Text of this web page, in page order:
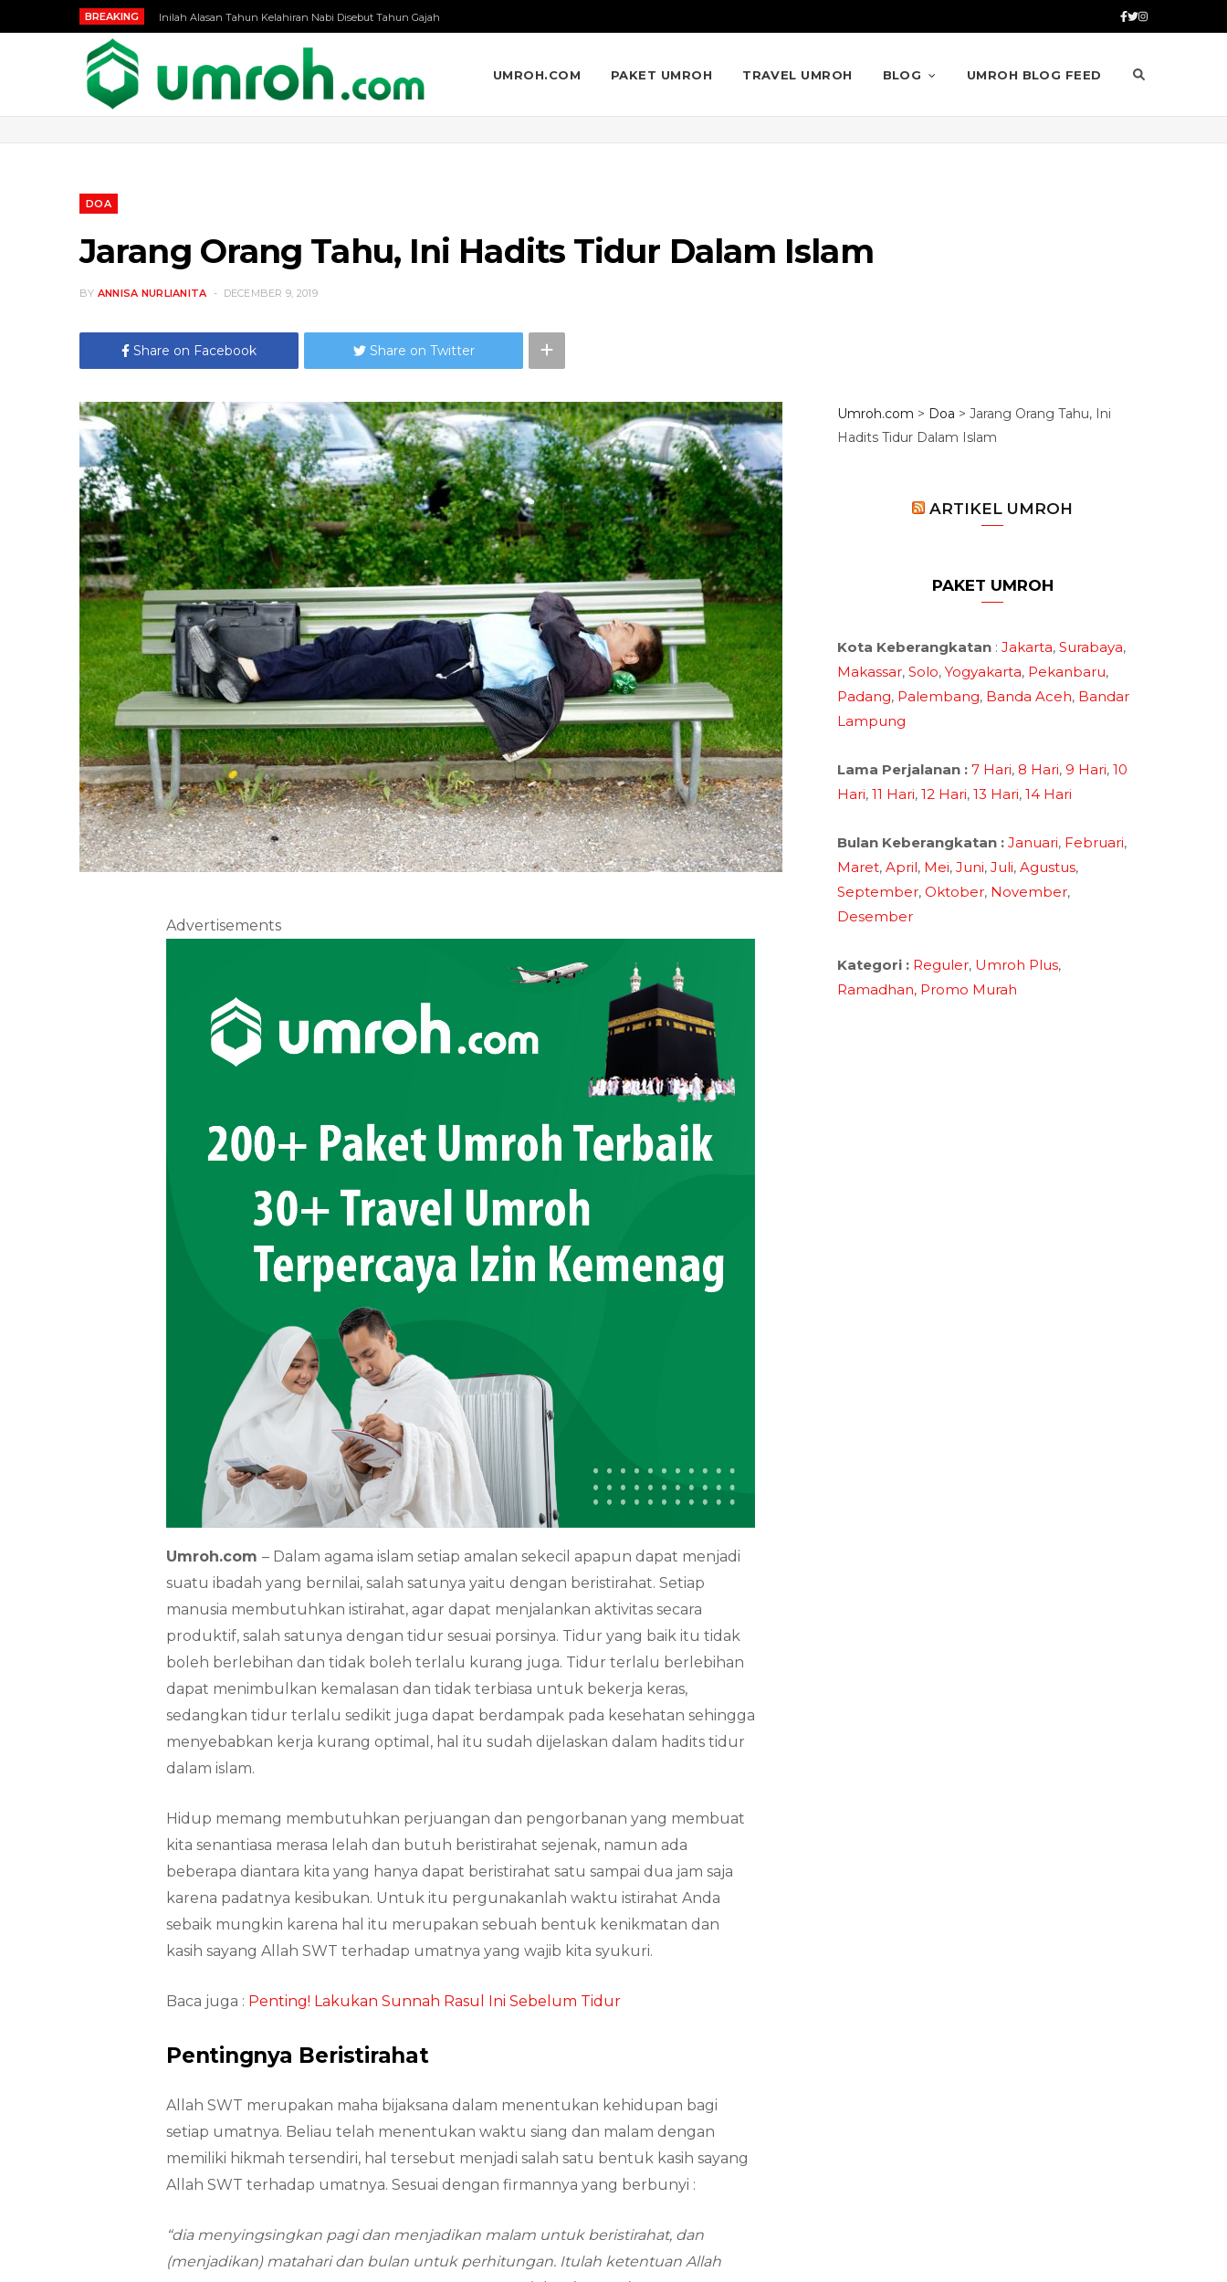
BREAKING Inilah Alasan Tahun Kelahiran Nabi Disebut Tahun Gajah
UMROH.COM PAKET UMROH TRAVEL UMROH BLOG UMROH BLOG FEED
DOA
Jarang Orang Tahu, Ini Hadits Tidur Dalam Islam
BY ANNISA NURLIANITA DECEMBER 9, 2019
Share on Facebook Share on Twitter
Advertisements
Umroh.com – Dalam agama islam setiap amalan sekecil apapun dapat menjadi
suatu ibadah yang bernilai, salah satunya yaitu dengan beristirahat. Setiap
manusia membutuhkan istirahat, agar dapat menjalankan aktivitas secara
produktif, salah satunya dengan tidur sesuai porsinya. Tidur yang baik itu tidak
boleh berlebihan dan tidak boleh terlalu kurang juga. Tidur terlalu berlebihan
dapat menimbulkan kemalasan dan tidak terbiasa untuk bekerja keras,
sedangkan tidur terlalu sedikit juga dapat berdampak pada kesehatan sehingga
menyebabkan kerja kurang optimal, hal itu sudah dijelaskan dalam hadits tidur
dalam islam.
Hidup memang membutuhkan perjuangan dan pengorbanan yang membuat
kita senantiasa merasa lelah dan butuh beristirahat sejenak, namun ada
beberapa diantara kita yang hanya dapat beristirahat satu sampai dua jam saja
karena padatnya kesibukan. Untuk itu pergunakanlah waktu istirahat Anda
sebaik mungkin karena hal itu merupakan sebuah bentuk kenikmatan dan
kasih sayang Allah SWT terhadap umatnya yang wajib kita syukuri.
Baca juga : Penting! Lakukan Sunnah Rasul Ini Sebelum Tidur
Pentingnya Beristirahat
Allah SWT merupakan maha bijaksana dalam menentukan kehidupan bagi
setiap umatnya. Beliau telah menentukan waktu siang dan malam dengan
memiliki hikmah tersendiri, hal tersebut menjadi salah satu bentuk kasih sayang
Allah SWT terhadap umatnya. Sesuai dengan firmannya yang berbunyi :
“dia menyingsingkan pagi dan menjadikan malam untuk beristirahat, dan
(menjadikan) matahari dan bulan untuk perhitungan. Itulah ketentuan Allah
Umroh.com > Doa > Jarang Orang Tahu, Ini
Hadits Tidur Dalam Islam
ARTIKEL UMROH
PAKET UMROH
Kota Keberangkatan : Jakarta, Surabaya,
Makassar, Solo, Yogyakarta, Pekanbaru,
Padang, Palembang, Banda Aceh, Bandar
Lampung
Lama Perjalanan : 7 Hari, 8 Hari, 9 Hari, 10
Hari, 11 Hari, 12 Hari, 13 Hari, 14 Hari
Bulan Keberangkatan : Januari, Februari,
Maret, April, Mei, Juni, Juli, Agustus,
September, Oktober, November,
Desember
Kategori : Reguler, Umroh Plus,
Ramadhan, Promo Murah